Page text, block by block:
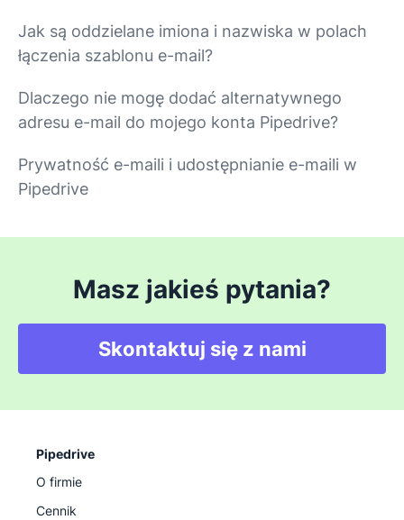
Jak są oddzielane imiona i nazwiska w polach
łączenia szablonu e-mail?
Dlaczego nie mogę dodać alternatywnego
adresu e-mail do mojego konta Pipedrive?
Prywatność e-maili i udostępnianie e-maili w
Pipedrive
Masz jakieś pytania?
Skontaktuj się z nami
Pipedrive
O firmie
Cennik